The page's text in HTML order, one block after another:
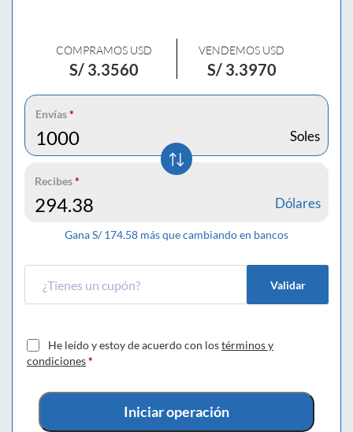
COMPRAMOS USD
S/ 3.3560
VENDEMOS USD
S/ 3.3970
Envías*
Soles
Recibes*
Dólares
Gana S/174.58 más que cambiando en bancos
Validar
He leído y estoy de acuerdo con lostérminos y
condiciones*
Iniciar operación